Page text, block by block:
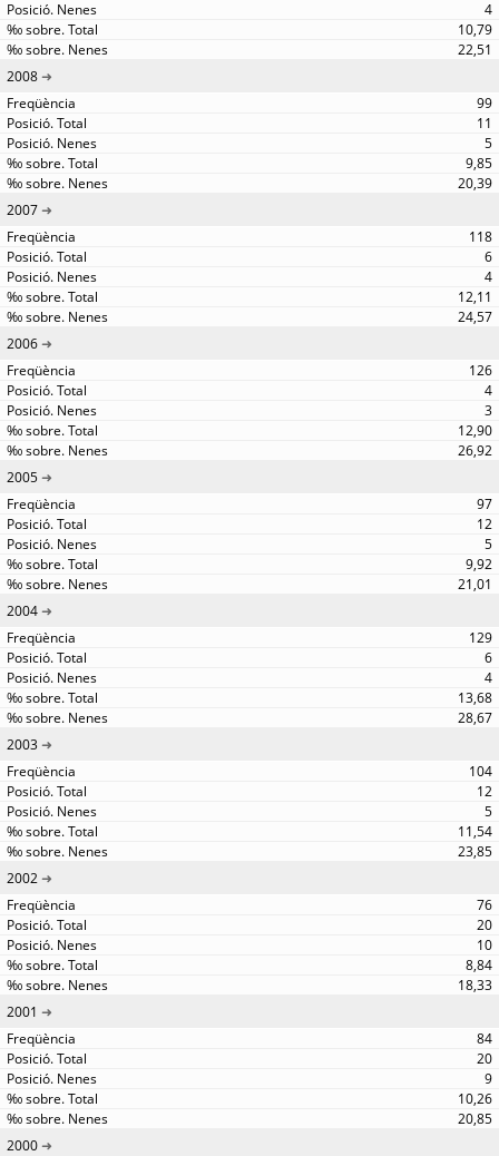
4
10,79
22,51
2008
99
11
5
9,85
20,39
2007
118
6
4
12,11
24,57
2006
126
4
3
12,90
26,92
2005
97
12
5
9,92
21,01
2004
129
6
4
13,68
28,67
2003
104
12
5
11,54
23,85
2002
76
20
10
8,84
18,33
2001
84
20
9
10,26
20,85
2000